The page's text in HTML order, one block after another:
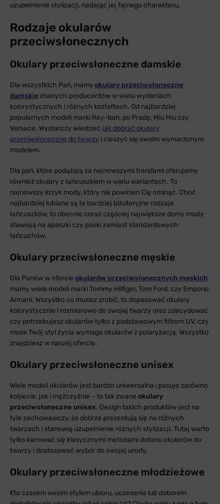
uzupełnienie stylizacji, nadając jej fajnego charakteru.
Rodzaje okularów
przeciwsłonecznych
Okulary przeciwsłoneczne damskie
Dla wszystkich Pań, mamy okulary przeciwsłoneczne
damskieznanych producentów w wielu wydaniach
kolorystycznych i różnych kształtach. Od najbardziej
popularnych modeli marki Ray-ban, po Pradę, Miu Miu czy
Versace. Wystarczy wiedzieć jak dobrać okulary
przeciwsłoneczne do twarzy i cieszyć się swoim wymarzonym
modelem.
Dla pań, które podążają za najnowszymi trendami oferujemy
również okulary z łańcuszkiem w wielu wariantach. To
najnowszy krzyk mody, który nie powinien Cię ominąć. Choć
najbardziej lubiane są te bardziej biżuteryjne rodzaje
łańcuszków, to obecnie coraz częściej największe domy mody
stawiają na apaszki czy paski zamiast standardowych
łańcuchów.
Okulary przeciwsłoneczne męskie
Dla Panów w ofercie okularów przeciwsłonecznych męskich
mamy wiele modeli marki Tommy Hilfiger, Tom Ford, czy Emporio
Armani. Wszystko co musisz zrobić, to dopasować okulary
kolorystycznie i rozmiarowo do swojej twarzy oraz zdecydować
czy potrzebujesz okularów tylko z podstawowym filtrem UV, czy
może Twój styl życia wymaga okularów z polaryzacją. Wszystko
znajdziesz w naszej ofercie.
Okulary przeciwsłoneczne unisex
Wiele modeli okularów jest bardzo uniwersalna i pasuje zarówno
kobiecie, jak i mężczyźnie – to tak zwane okulary
przeciwsłoneczne unisex. Design takich produktów jest na
tyle zachowawczy, że dobrze prezentują się na różnych
twarzach i stanowią uzupełnienie różnych stylizacji. Tutaj warto
tylko kierować się klasycznymi metodami doboru okularów do
twarzy i dostosować wybór do swojej urody.
Okulary przeciwsłoneczne młodzieżowe
Kto czasem swoim stylem ubioru, uczesania lub doborem